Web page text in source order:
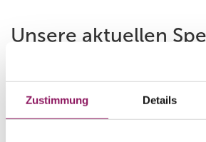
Zustimmung Details
Unsere aktuellen